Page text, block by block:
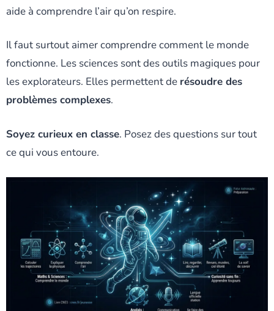
aide à comprendre l’air qu’on respire.
Il faut surtout aimer comprendre comment le monde
fonctionne. Les sciences sont des outils magiques pour
les explorateurs. Elles permettent de résoudre des
problèmes complexes.
Soyez curieux en classe. Posez des questions sur tout
ce qui vous entoure.